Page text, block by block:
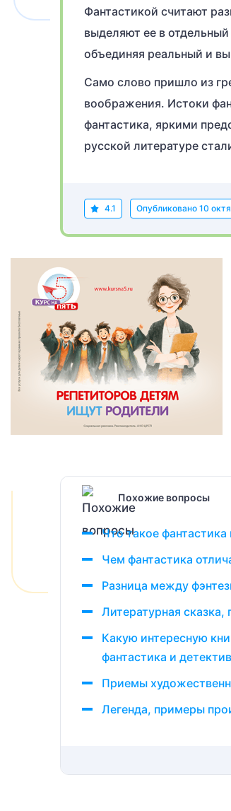
Фантастикой считают
выделяют ее в
объединяя реальный и
Само слово пришло из
воображения. Истоки
фантастика, яркими
русской литературе
4.1 Опубликовано 10
Похожие вопросы
Что такое фантастика
Чем фантастика
Разница между
Литературная
Какую интересную
фантастика и
Приемы
Легенда, примеры